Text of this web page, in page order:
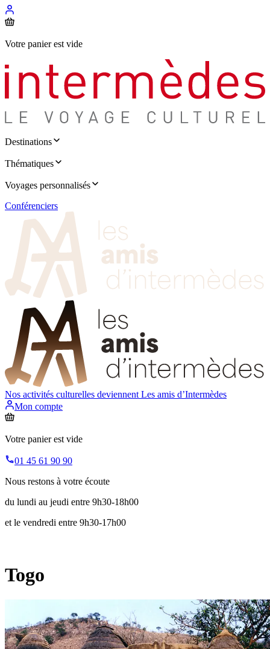
Votre panier est vide
Destinations
Thématiques
Voyages personnalisés
Conférenciers
Nos activités culturelles deviennent Les amis d’Intermèdes
Mon compte
Votre panier est vide
01 45 61 90 90
Nous restons à votre écoute
du lundi au jeudi entre 9h30-18h00
et le vendredi entre 9h30-17h00
Togo